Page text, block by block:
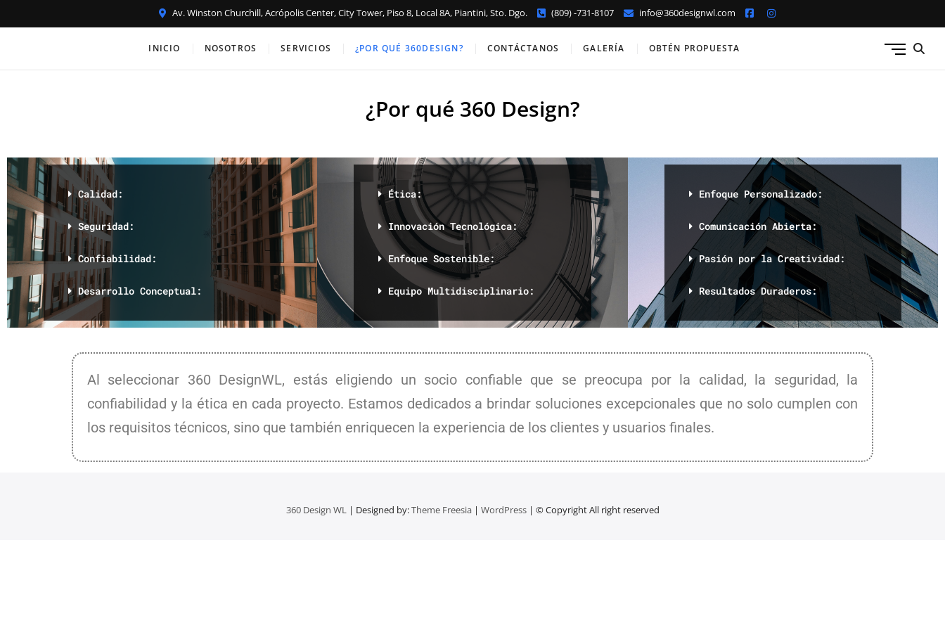
Av. Winston Churchill, Acrópolis Center, City Tower, Piso 8, Local 8A, Piantini, Sto. Dgo. (809) -731-8107 info@360designwl.com
360 Design WL
INICIO NOSOTROS SERVICIOS ¿POR QUÉ 360DESIGN? CONTÁCTANOS GALERÍA OBTÉN PROPUESTA
M
t
¿Por qué 360 Design?
Calidad:
Seguridad:
Confiabilidad:
Desarrollo Conceptual:
Ética:
Innovación Tecnológica:
Enfoque Sostenible:
Equipo Multidisciplinario:
Enfoque Personalizado:
Comunicación Abierta:
Pasión por la Creatividad:
Resultados Duraderos:
Al seleccionar 360 DesignWL, estás eligiendo un socio confiable que se preocupa por la calidad, la seguridad, la
confiabilidad y la ética en cada proyecto. Estamos dedicados a brindar soluciones excepcionales que no solo cumplen con
los requisitos técnicos, sino que también enriquecen la experiencia de los clientes y usuarios finales.
360 Design WL| Designed by:Theme Freesia| WordPress| © Copyright All right reserved